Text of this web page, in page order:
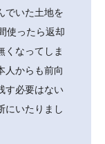
でいた土地を
使ったら返却
くなってしま
人からも前向
す必要はない
にいたりまし